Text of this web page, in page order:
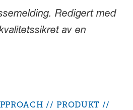
Redigert med
av en
PRODUKT